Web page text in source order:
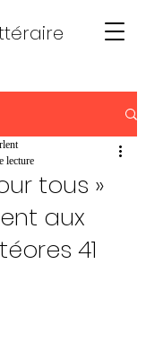
tous »
aux
41
lecture
sur 5.